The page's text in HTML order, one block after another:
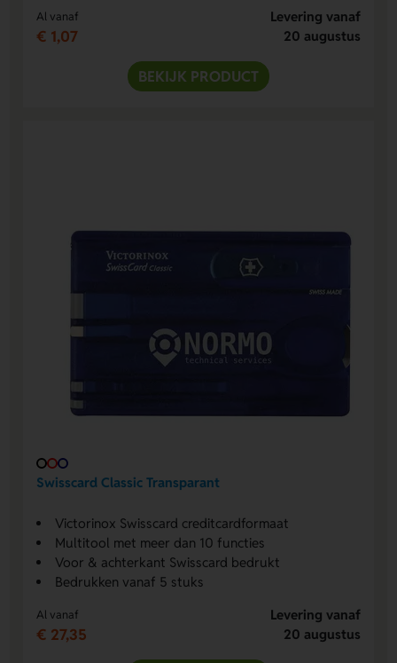
Al vanaf
€ 1,07
Levering vanaf
20 augustus
BEKIJK PRODUCT
Swisscard Classic Transparant
Victorinox Swisscard creditcardformaat
Multitool met meer dan 10 functies
Voor & achterkant Swisscard bedrukt
Bedrukken vanaf 5 stuks
Al vanaf
€ 27,35
Levering vanaf
20 augustus